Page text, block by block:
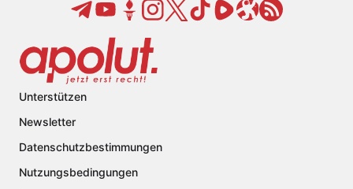
Unterstützen
Newsletter
Datenschutzbestimmungen
Nutzungsbedingungen